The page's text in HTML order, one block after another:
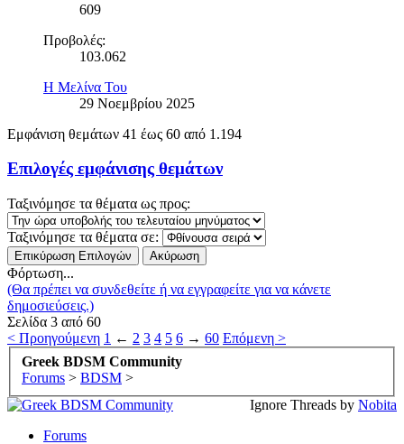
609
Προβολές:
103.062
Η Μελίνα Του
29 Νοεμβρίου 2025
Εμφάνιση θεμάτων 41 έως 60 από 1.194
Επιλογές εμφάνισης θεμάτων
Ταξινόμησε τα θέματα ως προς:
Ταξινόμησε τα θέματα σε:
Φόρτωση...
(Θα πρέπει να συνδεθείτε ή να εγγραφείτε για να κάνετε
δημοσιεύσεις.)
Σελίδα 3 από 60
< Προηγούμενη 1 ← 2 3 4 5 6 → 60 Επόμενη >
Greek BDSM Community
Forums > BDSM >
Ignore Threads by Nobita
Forums